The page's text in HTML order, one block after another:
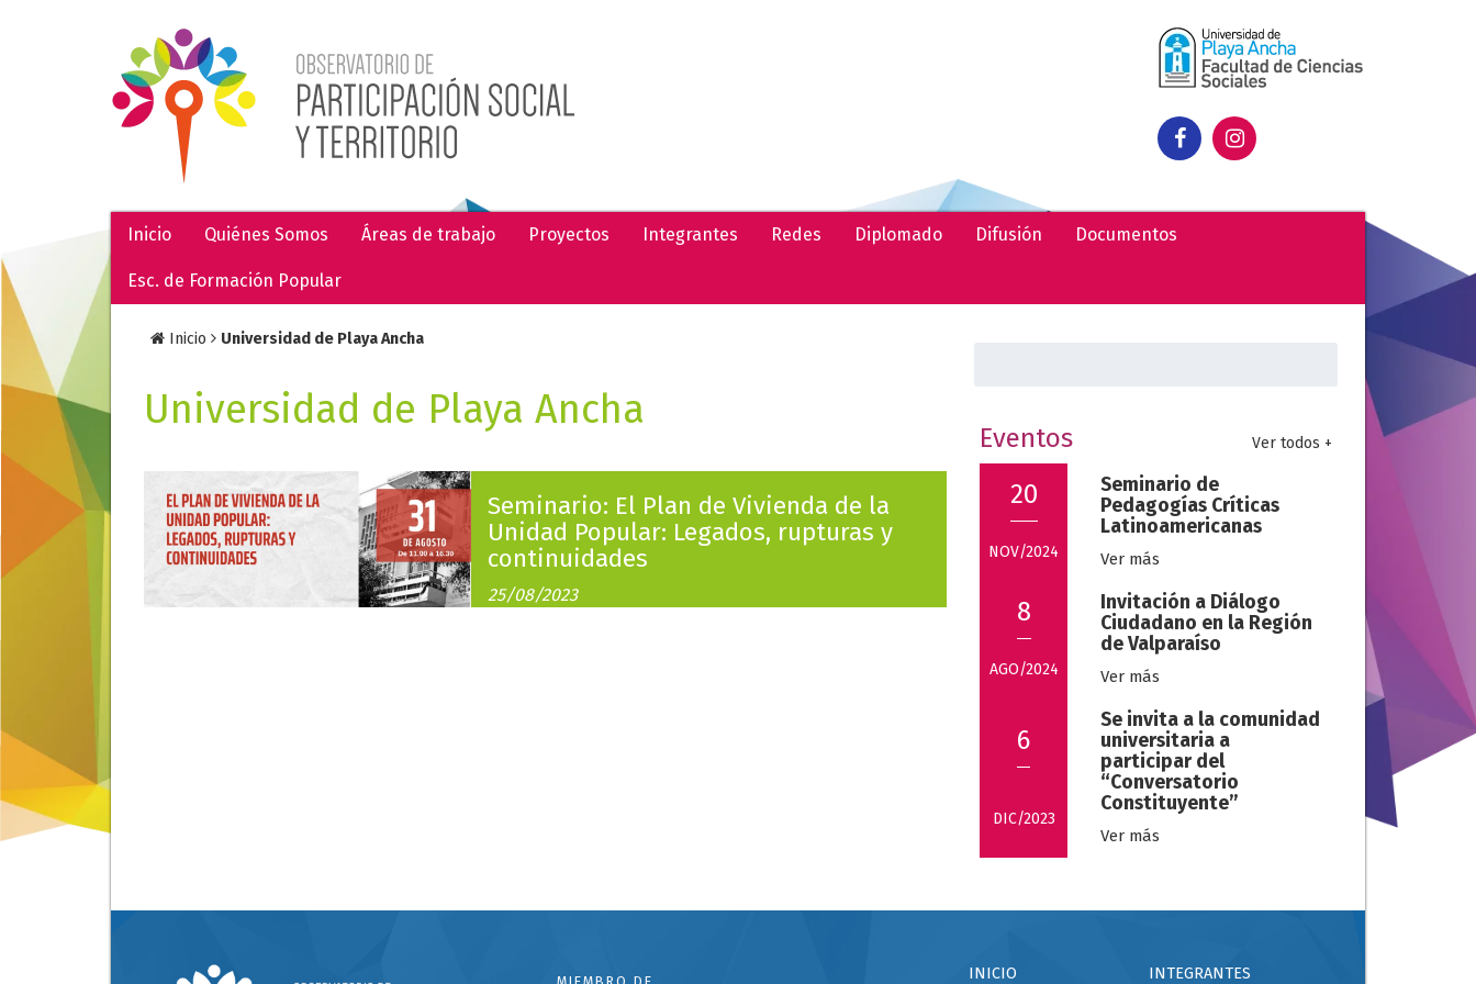
Inicio Quiénes Somos Áreas de trabajo Proyectos Integrantes Redes Diplomado Difusión Documentos
Esc. de Formación Popular
Inicio Universidad de Playa Ancha
Universidad de Playa Ancha
Seminario: El Plan de Vivienda de la
Unidad Popular: Legados, rupturas y
continuidades
25/08/2023
Eventos Ver todos +
20
NOV/2024
Seminario de
Pedagogías Críticas
Latinoamericanas
Ver más
8
AGO/2024
Invitación a Diálogo
Ciudadano en la Región
de Valparaíso
Ver más
6
DIC/2023
Se invita a la comunidad
universitaria a
participar del
“Conversatorio
Constituyente”
Ver más
INICIO INTEGRANTES